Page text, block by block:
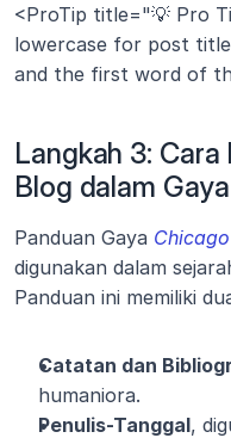
<ProTip title="💡 Pro
lowercase for post
and the first word of
Langkah 3:
Blog dalam
Panduan Gaya
digunakan dalam
Panduan ini memiliki
Catatan dan
humaniora.
Penulis-Tanggal,